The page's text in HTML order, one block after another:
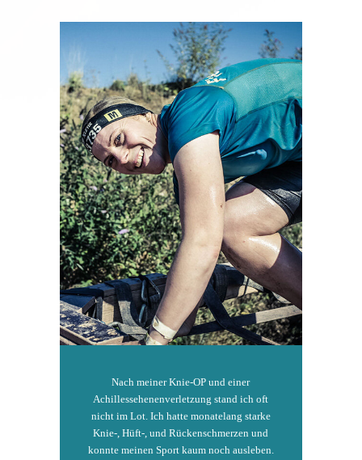
Nach meiner Knie-OP und einer
Achillessehenenverletzung stand ich oft
nicht im Lot. Ich hatte monatelang starke
Knie-, Hüft-, und Rückenschmerzen und
konnte meinen Sport kaum noch ausleben.